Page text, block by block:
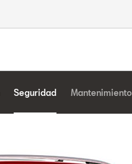
Seguridad Mantenimiento